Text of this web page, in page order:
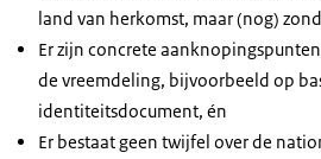
land van herkomst, maar (nog)
Er zijn concrete
de vreemdeling, bijvoorbeeld op
identiteitsdocument, én
Er bestaat geen twijfel over de